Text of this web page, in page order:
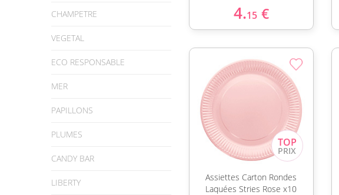
CHAMPETRE
VEGETAL
ECO RESPONSABLE
MER
PAPILLONS
PLUMES
CANDY BAR
LIBERTY
4.15 €
Assiettes Carton Rondes
Laquées Stries Rose x10